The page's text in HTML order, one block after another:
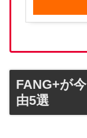
FANG+が
由5選